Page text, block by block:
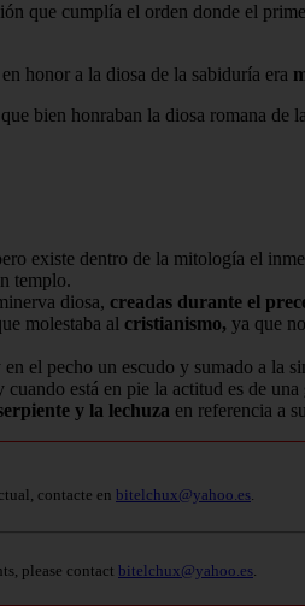
que cumplía el orden donde el
honor a la diosa de la sabiduría era
bien honraban la diosa romana de
existe dentro de la mitología el
templo.
diosa, creadas durante el
molestaba al cristianismo, ya que
el pecho un escudo y sumado a la
cuando está en pie la actitud es de una
y la lechuza en referencia a
contacte en bitelchux@yahoo.es
please contact bitelchux@yahoo.es